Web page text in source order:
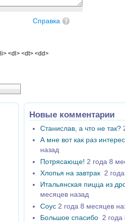
Справка
<dl> <dt> <dd>
Новые комментарии
Станислав, а что не так?
А мне вот как раз
назад
Потрясающе! 2 года 8
Хлопья на завтрак 2
Итальянская пицца из
месяцев назад
Соус 2 года 8 месяцев
Большое спасибо 2 года